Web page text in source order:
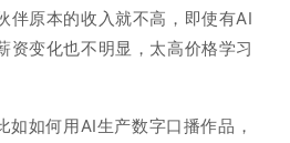
伴原本的收入就不高，即使有AI
资变化也不明显，太高价格学习
如如何用AI生产数字口播作品，